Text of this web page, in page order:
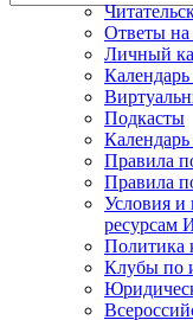
Ответы на
Личный
Подкасты
Правила
Правила
Условия и
ресурсам
Политика
Клубы по